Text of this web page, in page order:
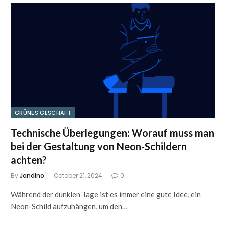
GRÜNES GESCHÄFT
Technische Überlegungen: Worauf muss man
bei der Gestaltung von Neon-Schildern
achten?
ByJandino October 21, 2024 0
Während der dunklen Tage ist es immer eine gute Idee, ein
Neon-Schild aufzuhängen, um den…